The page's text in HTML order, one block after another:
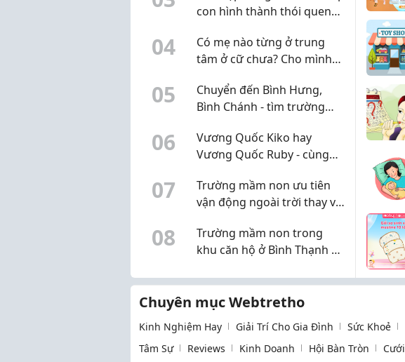
con hình thành thói quen
nhỏ
04
Có mẹ nào từng ở trung
tâm ở cữ chưa? Cho mình
05
Chuyển đến Bình Hưng,
Bình Chánh - tìm trường
06
Vương Quốc Kiko hay
Vương Quốc Ruby - cùng
07
Trường mầm non ưu tiên
vận động ngoài trời thay vì
08
Trường mầm non trong
khu căn hộ ở Bình Thạnh có
Chuyên mục Webtretho
Kinh Nghiệm Hay Giải Trí Cho Gia Đình Sức Khoẻ
Tâm Sự
Reviews Kinh Doanh Hội Bàn Tròn Cưới